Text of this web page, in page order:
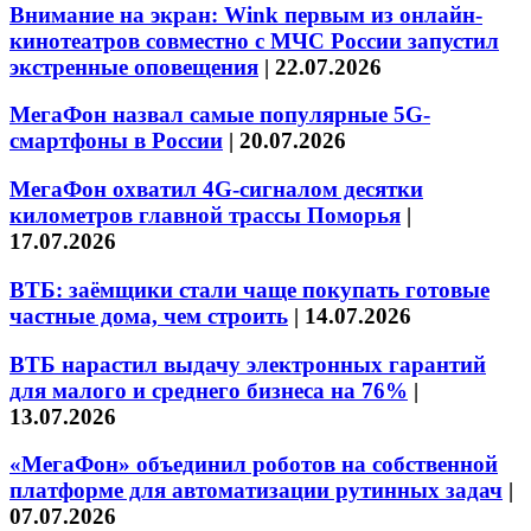
Внимание на экран: Wink первым из онлайн-
кинотеатров совместно с МЧС России запустил
экстренные оповещения | 22.07.2026
МегаФон назвал самые популярные 5G-
смартфоны в России | 20.07.2026
МегаФон охватил 4G-сигналом десятки
километров главной трассы Поморья |
17.07.2026
ВТБ: заёмщики стали чаще покупать готовые
частные дома, чем строить | 14.07.2026
ВТБ нарастил выдачу электронных гарантий
для малого и среднего бизнеса на 76% |
13.07.2026
«МегаФон» объединил роботов на собственной
платформе для автоматизации рутинных задач |
07.07.2026